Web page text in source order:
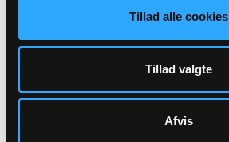
Tillad alle cookies
Tillad valgte
Afvis
Brylle Kirke kl. 10:00